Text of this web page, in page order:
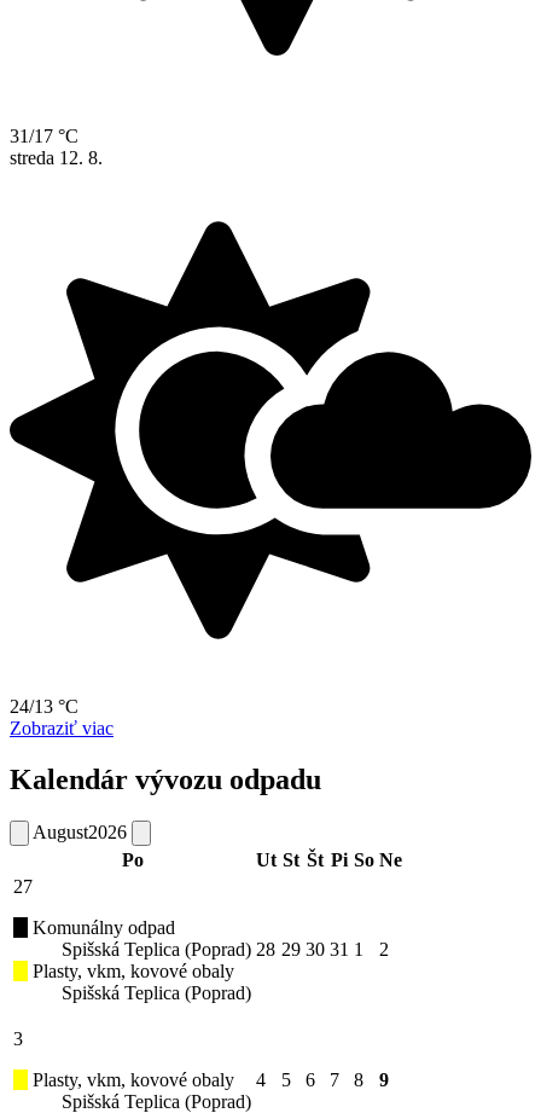
31/17 °C
streda 12. 8.
24/13 °C
Zobraziť viac
Kalendár vývozu odpadu
August2026
Po
Ut St Št Pi So Ne
27
Komunálny odpad
Spišská Teplica (Poprad)
Plasty, vkm, kovové obaly
Spišská Teplica (Poprad)
28 29 30 31 1 2
3
Plasty, vkm, kovové obaly
Spišská Teplica (Poprad)
4 5 6 7 8 9